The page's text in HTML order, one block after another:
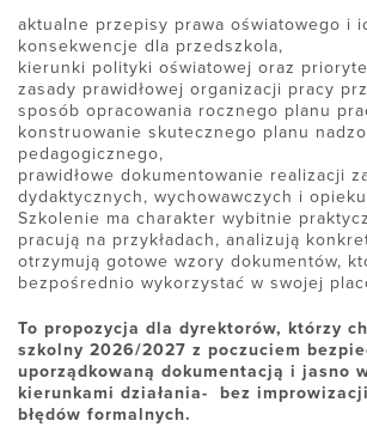
aktualne przepisy prawa oświatowego i
konsekwencje dla przedszkola,
kierunki polityki oświatowej oraz
zasady prawidłowej organizacji pracy
sposób opracowania rocznego planu
konstruowanie skutecznego planu
pedagogicznego,
prawidłowe dokumentowanie realizacji
dydaktycznych, wychowawczych i
Szkolenie ma charakter wybitnie
pracują na przykładach, analizują
otrzymują gotowe wzory dokumentów,
bezpośrednio wykorzystać w swojej
To propozycja dla dyrektorów, którzy
szkolny 2026/2027 z poczuciem
uporządkowaną dokumentacją i jasno
kierunkami działania- bez
błędów formalnych.